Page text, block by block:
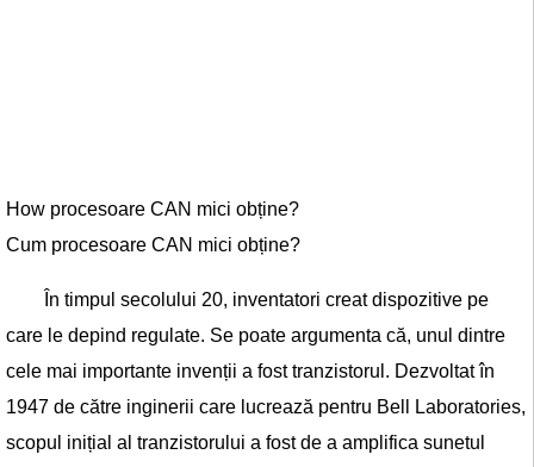
How procesoare CAN mici obține?
Cum procesoare CAN mici obține?
În timpul secolului 20, inventatori creat dispozitive pe
care le depind regulate. Se poate argumenta că, unul dintre
cele mai importante invenții a fost tranzistorul. Dezvoltat în
1947 de către inginerii care lucrează pentru Bell Laboratories,
scopul inițial al tranzistorului a fost de a amplifica sunetul